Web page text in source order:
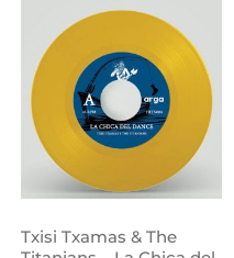
Txisi Txamas & The